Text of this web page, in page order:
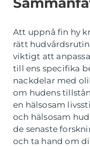
Att uppnå fin hy
rätt
viktigt att
till ens specifika
nackdelar med
om hudens
en hälsosam
och hälsosam
de senaste
och ta hand om